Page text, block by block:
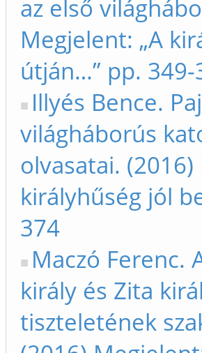
az első
Megjelent: „A
útján…” pp. 349-
Illyés Bence.
világháborús
olvasatai.
királyhűség jól
374
Maczó Ferenc.
király és Zita
tiszteletének